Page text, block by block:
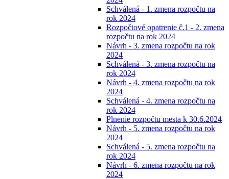
Schválená - 1. zmena rozpočtu na
rok 2024
Rozpočtové opatrenie č.1 - 2. zmena
rozpočtu na rok 2024
Návrh - 3. zmena rozpočtu na rok
2024
Schválená - 3. zmena rozpočtu na
rok 2024
Návrh - 4. zmena rozpočtu na rok
2024
Schválená - 4. zmena rozpočtu na
rok 2024
Plnenie rozpočtu mesta k 30.6.2024
Návrh - 5. zmena rozpočtu na rok
2024
Schválená - 5. zmena rozpočtu na
rok 2024
Návrh - 6. zmena rozpočtu na rok
2024